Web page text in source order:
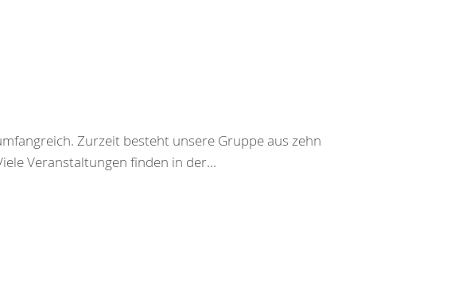
Zurzeit besteht unsere Gruppe aus zehn
Veranstaltungen finden in der...